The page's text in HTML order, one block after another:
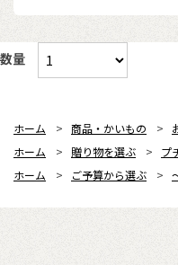
数量
ホーム > 商品・かいもの >
ホーム
> 贈り物を選ぶ > プ
ホーム
> ご予算から選ぶ >